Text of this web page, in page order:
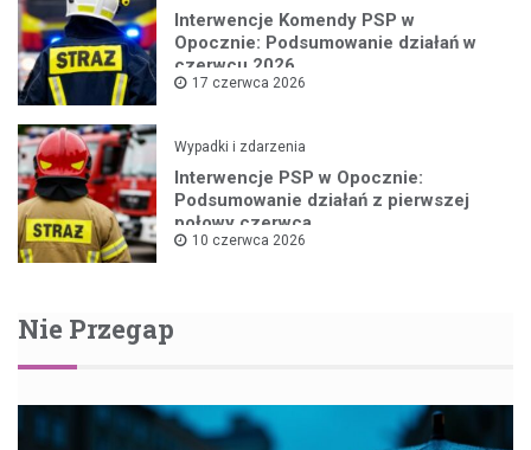
Interwencje Komendy PSP w
Opocznie: Podsumowanie działań w
czerwcu 2026
17 czerwca 2026
Wypadki i zdarzenia
Interwencje PSP w Opocznie:
Podsumowanie działań z pierwszej
połowy czerwca
10 czerwca 2026
Nie Przegap